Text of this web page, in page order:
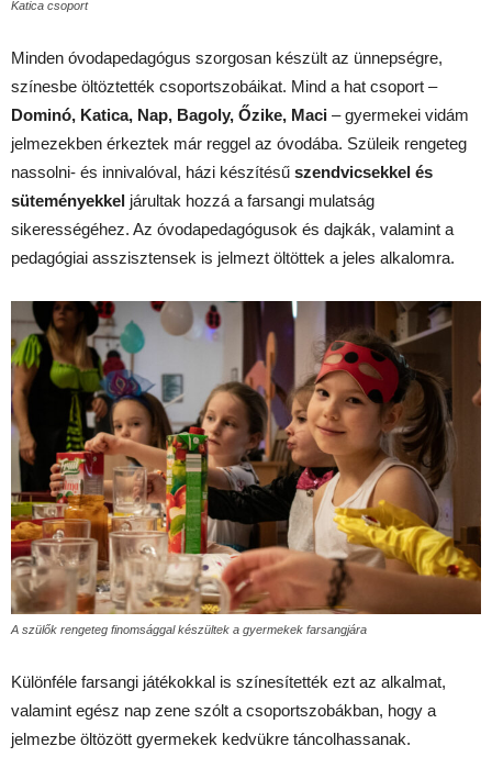
Katica csoport
Minden óvodapedagógus szorgosan készült az ünnepségre,
színesbe öltöztették csoportszobáikat. Mind a hat csoport –
Dominó, Katica, Nap, Bagoly, Őzike, Maci – gyermekei vidám
jelmezekben érkeztek már reggel az óvodába. Szüleik rengeteg
nassolni- és innivalóval, házi készítésű szendvicsekkel és
süteményekkel járultak hozzá a farsangi mulatság
sikerességéhez. Az óvodapedagógusok és dajkák, valamint a
pedagógiai asszisztensek is jelmezt öltöttek a jeles alkalomra.
A szülők rengeteg finomsággal készültek a gyermekek farsangjára
Különféle farsangi játékokkal is színesítették ezt az alkalmat,
valamint egész nap zene szólt a csoportszobákban, hogy a
jelmezbe öltözött gyermekek kedvükre táncolhassanak.